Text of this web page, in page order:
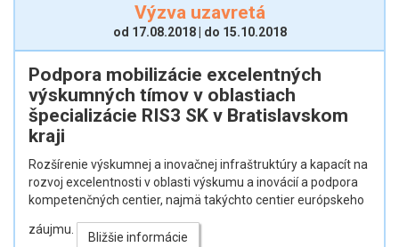
Výzva uzavretá
od 17.08.2018 | do 15.10.2018
Podpora mobilizácie excelentných
výskumných tímov v oblastiach
špecializácie RIS3 SK v Bratislavskom
kraji
Rozšírenie výskumnej a inovačnej infraštruktúry a kapacít na
rozvoj excelentnosti v oblasti výskumu a inovácií a podpora
kompetenčných centier, najmä takýchto centier európskeho
záujmu.
Bližšie informácie